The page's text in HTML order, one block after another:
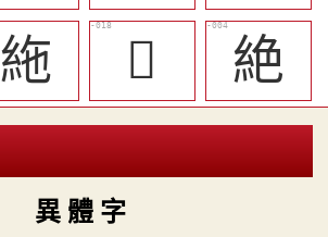
絁 󴙿 絶
異 體 字